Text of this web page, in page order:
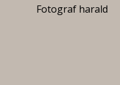
Fotograf harald